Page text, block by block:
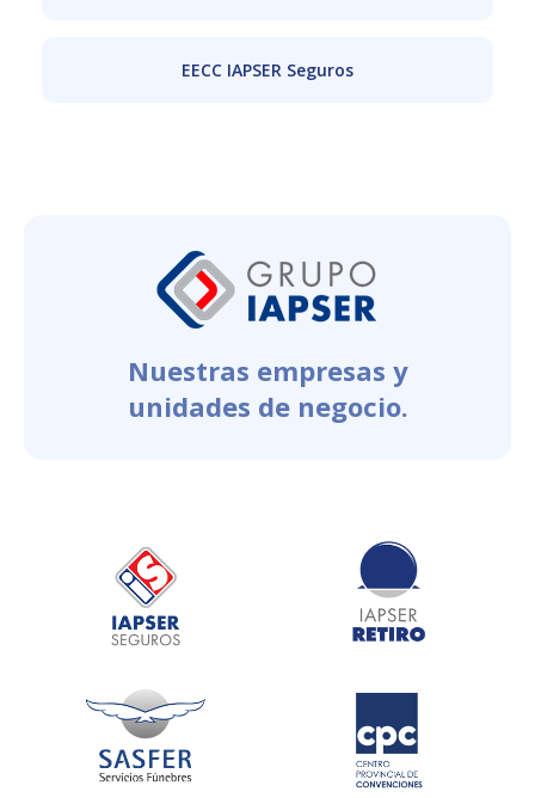
EECC IAPSER Seguros
Nuestras empresas y
unidades de negocio.